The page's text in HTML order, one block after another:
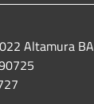
Altamura BA